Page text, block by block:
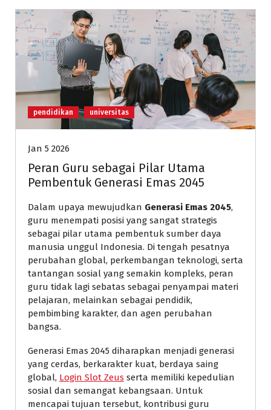
pendidikan universitas
Jan 5 2026
Peran Guru sebagai Pilar Utama
Pembentuk Generasi Emas 2045
Dalam upaya mewujudkan Generasi Emas 2045,
guru menempati posisi yang sangat strategis
sebagai pilar utama pembentuk sumber daya
manusia unggul Indonesia. Di tengah pesatnya
perubahan global, perkembangan teknologi, serta
tantangan sosial yang semakin kompleks, peran
guru tidak lagi sebatas sebagai penyampai materi
pelajaran, melainkan sebagai pendidik,
pembimbing karakter, dan agen perubahan
bangsa.
Generasi Emas 2045 diharapkan menjadi generasi
yang cerdas, berkarakter kuat, berdaya saing
global, Login Slot Zeus serta memiliki kepedulian
sosial dan semangat kebangsaan. Untuk
mencapai tujuan tersebut, kontribusi guru